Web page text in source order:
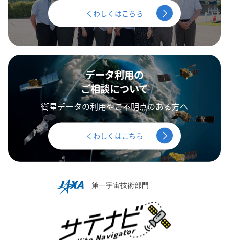
くわしくはこちら
データ利用の
ご相談について
衛星データの利用やご不明点のある方へ
くわしくはこちら